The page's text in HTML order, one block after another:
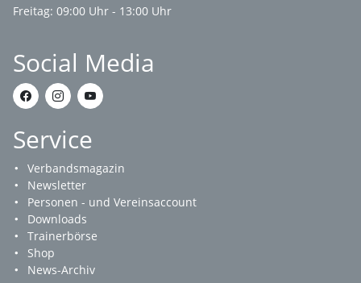
Freitag: 09:00 Uhr - 13:00 Uhr
Social Media
Service
Verbandsmagazin
Newsletter
Personen - und Vereinsaccount
Downloads
Trainerbörse
Shop
News-Archiv